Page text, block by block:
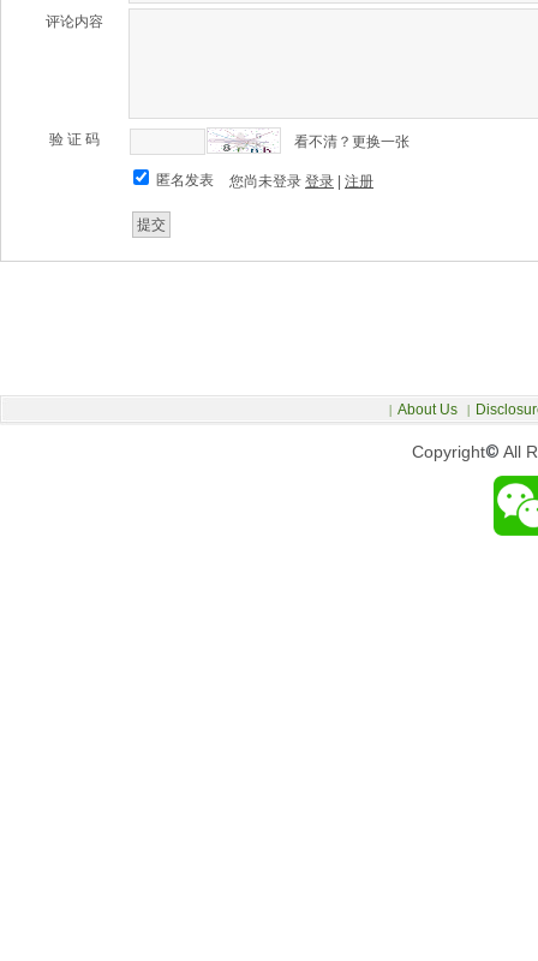
评论内容
验 证 码 看不清？更换一张
匿名发表 您尚未登录 登录 注册
Copyright© All
| About Us |